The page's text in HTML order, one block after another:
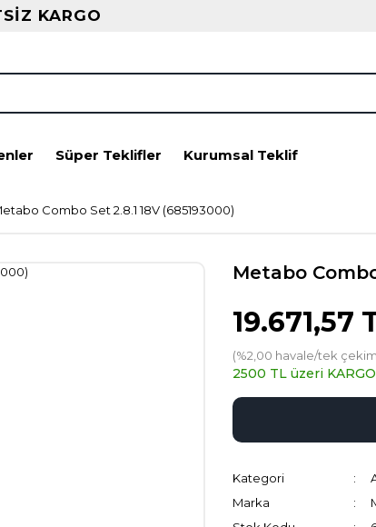
KARGO
Süper Teklifler Kurumsal Teklif
Combo Set 2.8.1 18V (685193000)
Metabo
19.671,57
(%2,00 havale/tek
2500 TL üzeri
Kategori
Marka